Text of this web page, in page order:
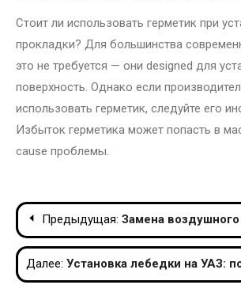
Стоит ли использовать герметик при
прокладки? Для большинства
это не требуется — они designed для
поверхность. Однако если
использовать герметик, следуйте его
Избыток герметика может попасть в
cause проблемы.
Навигация
по
записям
Предыдущая: Замена
Далее: Установка лебедки на УАЗ: